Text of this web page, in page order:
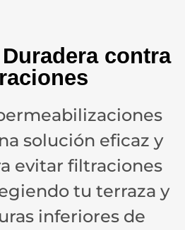
contra
solución eficaz y
evitar filtraciones
tu terraza y
inferiores de